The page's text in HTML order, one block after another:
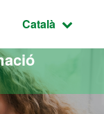
Idioma
Català